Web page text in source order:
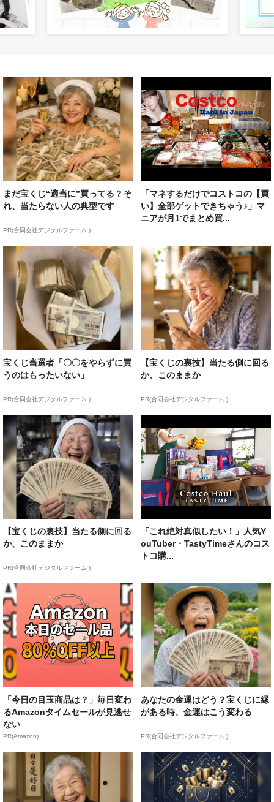
まだ宝くじ“適当に”買ってる？そ
れ、当たらない人の典型です
PR(合同会社デジタルファーム )
「マネするだけでコストコの【買
い】全部ゲットできちゃう♪」マ
ニアが月1でまとめ買...
宝くじ当選者「〇〇をやらずに買
うのはもったいない」
PR(合同会社デジタルファーム )
【宝くじの裏技】当たる側に回る
か、このままか
PR(合同会社デジタルファーム )
【宝くじの裏技】当たる側に回る
か、このままか
PR(合同会社デジタルファーム )
「これ絶対真似したい！」人気Y
ouTuber・TastyTimeさんのコス
トコ購...
「今日の目玉商品は？」毎日変わ
るAmazonタイムセールが見逃せ
ない
PR(Amazon)
あなたの金運はどう？宝くじに縁
がある時、金運はこう変わる
PR(合同会社デジタルファーム )